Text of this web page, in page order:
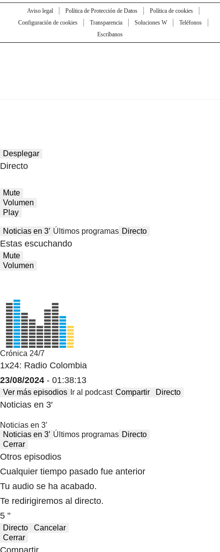
Aviso legal Política de Protección de Datos
Política de cookies
Configuración de cookies
Transparencia Soluciones W
Teléfonos
Escríbanos
Desplegar
Directo
Mute
Volumen
Play
Noticias en 3′ Últimos programas Directo
Estas escuchando
Mute
Volumen
Crónica 24/7
1x24: Radio Colombia
23/08/2024 - 01:38:13
Ver más episodios Ir al podcast Compartir Directo
Noticias en 3′
Noticias en 3′
Noticias en 3′ Últimos programas Directo
Cerrar
Otros episodios
Cualquier tiempo pasado fue anterior
Tu audio se ha acabado.
Te redirigiremos al directo.
5 "
Directo
Cancelar
Cerrar
Compartir